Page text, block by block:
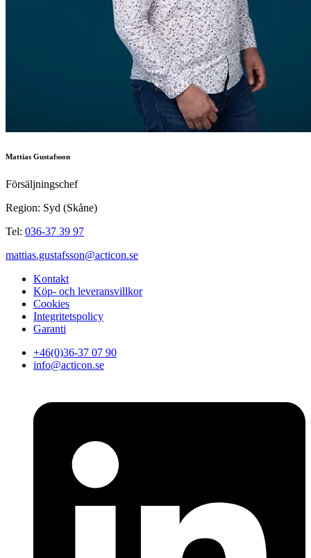
Mattias Gustafsson
Försäljningschef
Region: Syd (Skåne)
Tel: 036-37 39 97
mattias.gustafsson@acticon.se
Kontakt
Köp- och leveransvillkor
Cookies
Integritetspolicy
Garanti
+46(0)36-37 07 90
info@acticon.se